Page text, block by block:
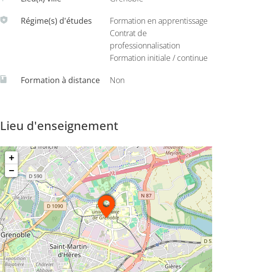
Régime(s) d'études
Formation en apprentissage
Contrat de
professionnalisation
Formation initiale / continue
Formation à distance Non
Lieu d'enseignement
+
−